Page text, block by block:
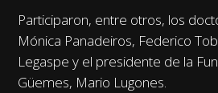
Participaron, entre otros, los
Mónica Panadeiros, Federico
Legaspe y el presidente de la
Güemes, Mario Lugones.